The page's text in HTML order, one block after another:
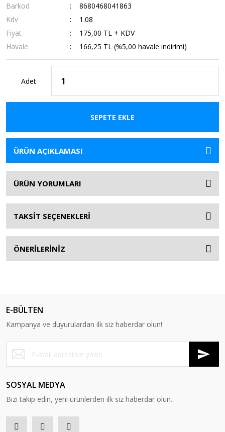
Barkod
8680468041863
Kdv
1.08
Fiyat
175,00 TL + KDV
Havale
166,25 TL (%5,00 havale indirimi)
Adet
SEPETE EKLE
ÜRÜN AÇIKLAMASI
ÜRÜN YORUMLARI
TAKSİT SEÇENEKLERİ
ÖNERİLERİNİZ
E-BÜLTEN
Kampanya ve duyurulardan ilk siz haberdar olun!
SOSYAL MEDYA
Bizi takip edin, yeni ürünlerden ilk siz haberdar olun.